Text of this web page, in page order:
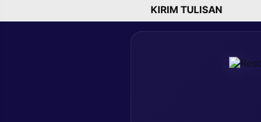
KIRIM TULISAN